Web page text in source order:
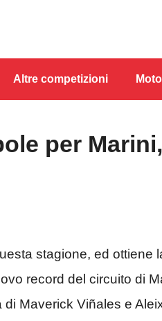
Altre competizioni Moto
per
stagione, ed ottiene
record del circuito di
Maverick Viñales e